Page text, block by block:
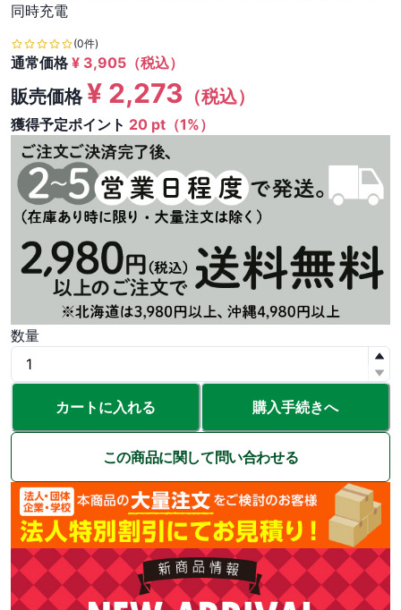
同時充電
(0件)
通常価格¥ 3,905 （税込）
販売価格¥ 2,273 （税込）
獲得予定ポイント 20 pt（1%）
数量
カートに入れる 購入手続きへ
この商品に関して問い合わせる